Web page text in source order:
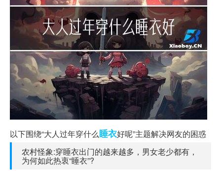
以下围绕“大人过年穿什么睡衣好呢”主题解决网友的困惑
农村怪象:穿睡衣出门的越来越多，男女老少都有，
为何如此热衷“睡衣”?